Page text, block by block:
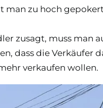
man zu hoch
zusagt, muss man
dass die Verkäufer
verkaufen wollen.